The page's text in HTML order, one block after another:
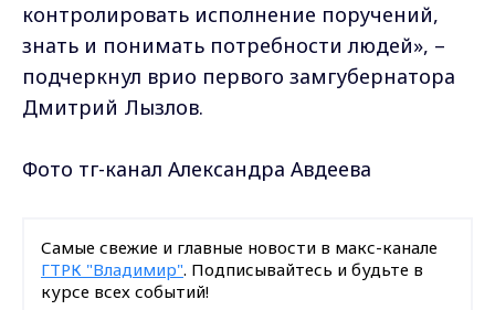
контролировать исполнение поручений,
знать и понимать потребности людей», –
подчеркнул врио первого замгубернатора
Дмитрий Лызлов.
Фото тг-канал Александра Авдеева
Самые свежие и главные новости в макс-канале
ГТРК "Владимир". Подписывайтесь и будьте в
курсе всех событий!